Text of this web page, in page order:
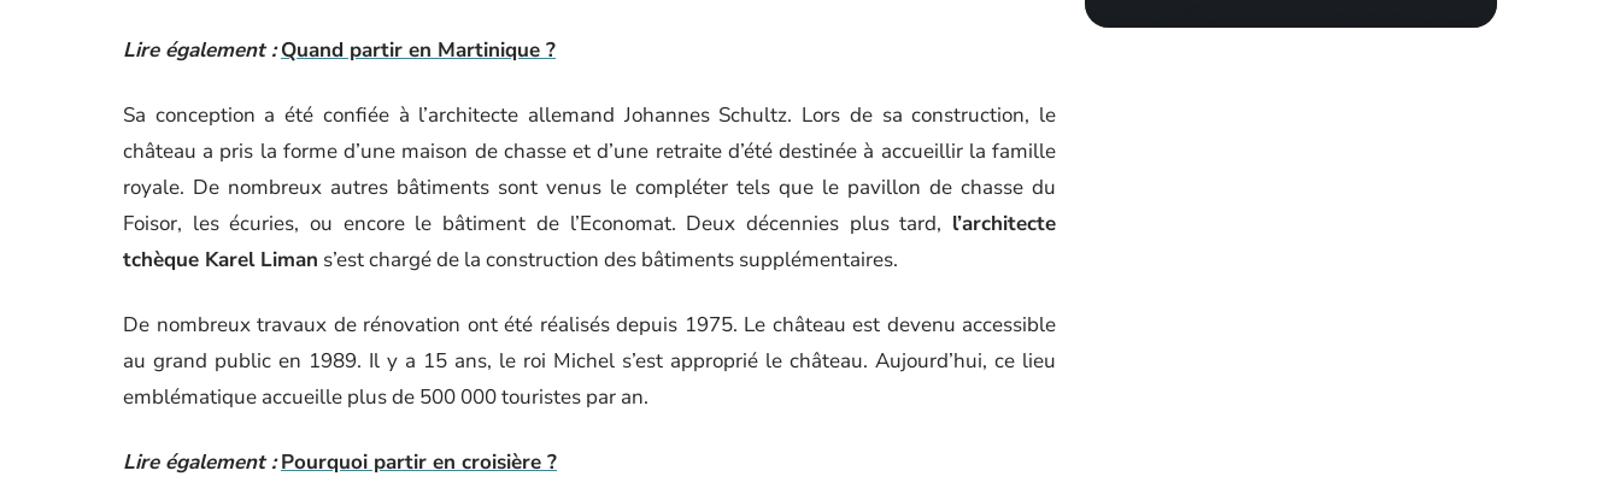
Lire également : Quand partir en Martinique ?
Sa conception a été confiée à l’architecte allemand Johannes Schultz. Lors de sa construction, le
château a pris la forme d’une maison de chasse et d’une retraite d’été destinée à accueillir la famille
royale. De nombreux autres bâtiments sont venus le compléter tels que le pavillon de chasse du
Foisor, les écuries, ou encore le bâtiment de l’Economat. Deux décennies plus tard, l’architecte
tchèque Karel Liman s’est chargé de la construction des bâtiments supplémentaires.
De nombreux travaux de rénovation ont été réalisés depuis 1975. Le château est devenu accessible
au grand public en 1989. Il y a 15 ans, le roi Michel s’est approprié le château. Aujourd’hui, ce lieu
emblématique accueille plus de 500 000 touristes par an.
Lire également : Pourquoi partir en croisière ?